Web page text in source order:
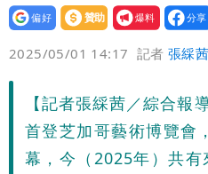
台北山區升級「
大潮 恐海水倒灌
澎湖13兒女擠住
家！縣府出手了
經紀人強吻女藝
法官都怒了：相
桃園復興宣布今
設為
贊助
我要
爆料
2025/05/01 14:17 記者張綵茜
【記者張綵茜／綜合報
首登芝加哥藝術博覽會
幕，今（2025年）共